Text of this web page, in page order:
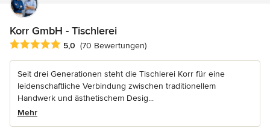
Korr GmbH - Tischlerei
Durchschnittliche Bewertung: 5 von 5 Sternen
5,0 (70 Bewertungen)
Seit drei Generationen steht die Tischlerei Korr für eine
leidenschaftliche Verbindung zwischen traditionellem
Handwerk und ästhetischem Desig...
Mehr